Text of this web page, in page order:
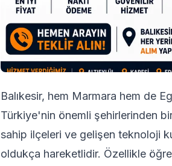
Balıkesir, hem Marmara hem de
Türkiye'nin önemli şehirlerinden
sahip ilçeleri ve gelişen teknoloji
oldukça hareketlidir. Özellikle